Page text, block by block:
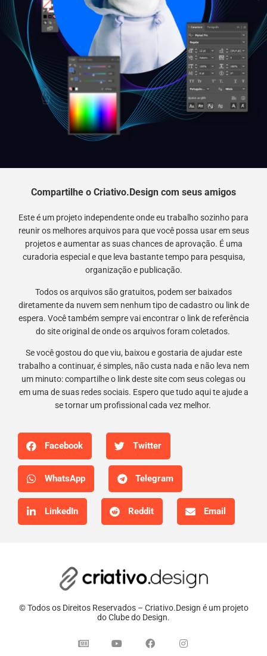
Compartilhe o Criativo.Design com seus amigos
Este é um projeto independente onde eu trabalho sozinho para
reunir os melhores arquivos para que você possa usar em seus
projetos e aumentar as suas chances de aprovação. É uma
curadoria especial e que leva bastante tempo para pesquisa,
organização e publicação.
Todos os arquivos são gratuitos, podem ser baixados
diretamente da nuvem sem nenhum tipo de cadastro ou link de
espera. Você também sempre vai encontrar o link de referência
do site original de onde os arquivos foram coletados.
Se você gostou do que viu, baixou e gostaria de ajudar este
trabalho a continuar, é simples, não custa nada e não leva nem
um minuto: compartilhe o link deste site com seus colegas ou
em uma de suas redes sociais. Espero que tudo aqui te ajude a
se tornar um profissional cada vez melhor.
Facebook Twitter
WhatsApp Telegram
LinkedIn Reddit Email
© Todos os Direitos Reservados – Criativo.Design é um projeto
do Clube do Design.